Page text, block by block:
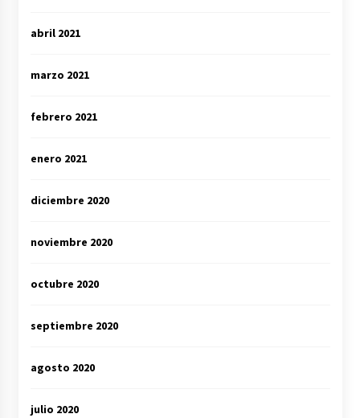
abril 2021
marzo 2021
febrero 2021
enero 2021
diciembre 2020
noviembre 2020
octubre 2020
septiembre 2020
agosto 2020
julio 2020